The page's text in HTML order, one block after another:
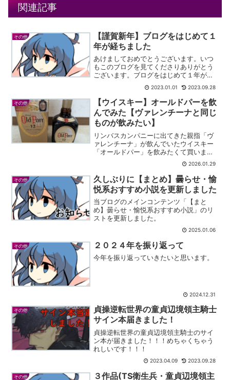
関連記事
その他
【謹賀新年】ブログをはじめて１
年が経ちました
あけましておめでとうございます。いつ
もこのブログを見てくださりありがとう
ございます。ブログをはじめて１年が経
ちました。１年間に２７７回投稿してお
り、３／４の頻度で更新してます。正直
１年間続けれた自分をほめたいです。ホ
ームページの更新はなかな...
2023.01.01 2023.09.28
その他
【ウイスキー】オールドパーを飲
んでみた【ヴァレンチーナと同じ
ものが飲みたい】
リンバスカンパニーに出てきた親指「ヴ
ァレンチーナ」が飲んでいたウイスキー
「オールドパー」を飲みたくて買いまし
2026.01.29
その他
久しぶりに【まとめ】曇らせ・愉
悦系おすすめ小説を更新しました
当ブログのメインコンテンツ「【まと
め】曇らせ・愉悦系おすすめ小説」のリ
ストを更新しました。
2025.01.06
その他 ２０２４年を振り返って
今年を振り返っていきたいと思います。
2024.12.31
その他
貞操逆転世界の童貞辺境領主騎士
サイン本届きました！
貞操逆転世界の童貞辺境領主騎士のサイ
ン本が届きました！！！めちゃくちゃう
れしいです！！！
2023.04.09 2023.09.28
その他
３作品(TS衛生兵・童貞辺境領主